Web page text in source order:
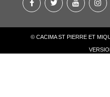
© CACIMA ST PIERRE ET